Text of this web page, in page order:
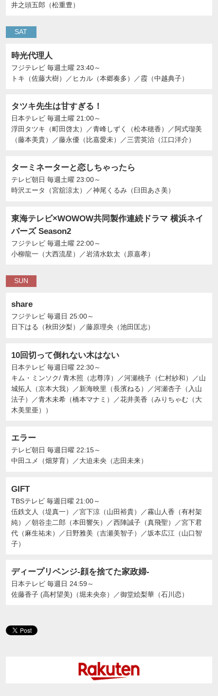
井之頭五郎（松重豊）
SAT
時光代理人
フジテレビ 毎週土曜 23:40～
トキ（佐藤大樹）
／ ヒカル（本郷奏多） ／霞（中越典子）
タツキ先生は甘すぎる！
日本テレビ 毎週土曜 21:00～
浮田タツキ（町田啓太）
／青峰しずく（松本穂香） ／ 阿式瑠美
（藤本美貴）
／藤永優（比嘉愛未） ／三雲英治（江口洋介）
ターミネーターと恋しちゃったら
テレビ朝日 毎週土曜 23:00～
時沢エータ（宮舘涼太）
／神尾くるみ（臼田あさ美）
東海テレビ×WOWOW共同製作連続ドラマ 横浜ネイ
バーズ Season2
フジテレビ 毎週土曜 22:00～
小柳龍一（大西流星）
／岩清水欽太（原嘉孝）
SUN
share
フジテレビ 毎週日 25:00～
日下はる（秋田汐梨）
／藤原理央（池田匡志）
10回切って倒れない木はない
日本テレビ 毎週日曜 22:30～
キム・ミンソク/ 青木照（志尊淳）
／河瀬桃子（仁村紗和） ／山
城拓人（京本大我）
／新海映里（長濱ねる） ／河瀬杏子（入山
法子）
／青木未希（橋本マナミ） ／花井美香（みりちゃむ（大
木美里亜））
エラー
テレビ朝日 毎週日曜 22:15～
中田ユメ（畑芽育）
／大迫未央（志田未来）
GIFT
TBSテレビ 毎週日曜 21:00～
伍鉄文人（堤真一）
／宮下涼（山田裕貴） ／霧山人香（有村架
純）
／朝谷圭二郎（本田響矢） ／西陣誠子（真飛聖） ／宮下君
代（麻生祐未）
／ 日野雅美（吉瀬美智子） ／坂本広江（山口智
子）
ディープリベンジ-顔を捨てた家政婦-
日本テレビ 毎週日 24:59～
佐藤香子 (高村望美)（堀未央奈）
／御堂絵梨華（石川恋）